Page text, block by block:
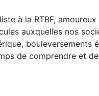
à la RTBF,
auxquelles nos
bouleversements
de comprendre et